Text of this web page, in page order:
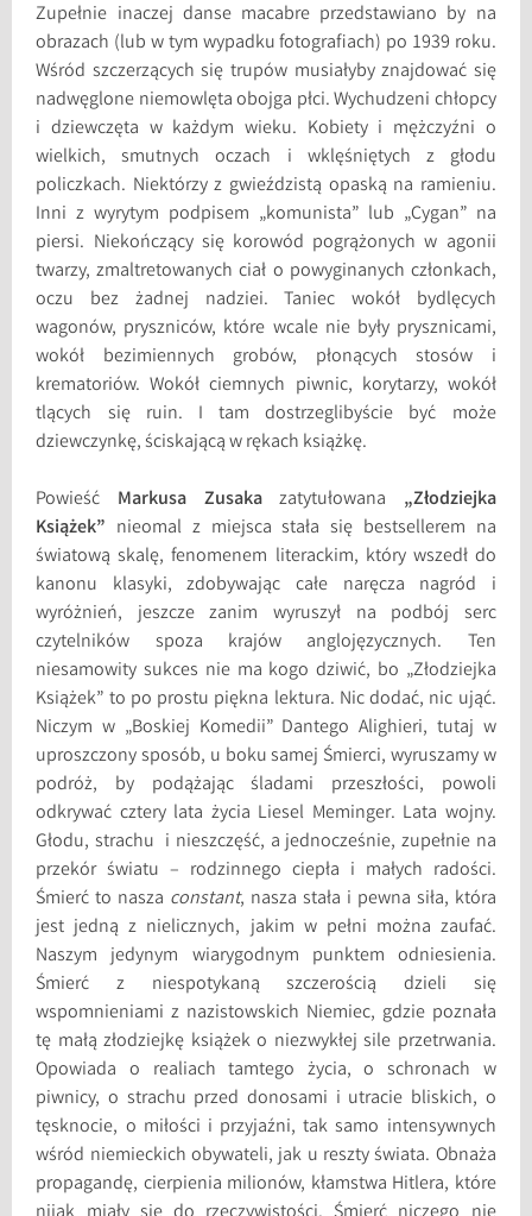
Zupełnie inaczej danse macabre przedstawiano by na
obrazach (lub w tym wypadku fotografiach) po 1939 roku.
Wśród szczerzących się trupów musiałyby znajdować się
nadwęglone niemowlęta obojga płci. Wychudzeni chłopcy
i dziewczęta w każdym wieku. Kobiety i mężczyźni o
wielkich, smutnych oczach i wklęśniętych z głodu
policzkach. Niektórzy z gwieździstą opaską na ramieniu.
Inni z wyrytym podpisem „komunista” lub „Cygan” na
piersi. Niekończący się korowód pogrążonych w agonii
twarzy, zmaltretowanych ciał o powyginanych członkach,
oczu bez żadnej nadziei. Taniec wokół bydlęcych
wagonów, pryszniców, które wcale nie były prysznicami,
wokół bezimiennych grobów, płonących stosów i
krematoriów. Wokół ciemnych piwnic, korytarzy, wokół
tlących się ruin. I tam dostrzeglibyście być może
dziewczynkę, ściskającą w rękach książkę.
Powieść Markusa Zusakazatytułowana „Złodziejka
Książek” nieomal z miejsca stała się bestsellerem na
światową skalę, fenomenem literackim, który wszedł do
kanonu klasyki, zdobywając całe naręcza nagród i
wyróżnień, jeszcze zanim wyruszył na podbój serc
czytelników spoza krajów anglojęzycznych. Ten
niesamowity sukces nie ma kogo dziwić, bo „Złodziejka
Książek” to po prostu piękna lektura. Nic dodać, nic ująć.
Niczym w „Boskiej Komedii” Dantego Alighieri, tutaj w
uproszczony sposób, u boku samej Śmierci, wyruszamy w
podróż, by podążając śladami przeszłości, powoli
odkrywać cztery lata życia Liesel Meminger. Lata wojny.
Głodu, strachu i nieszczęść, a jednocześnie, zupełnie na
przekór światu – rodzinnego ciepła i małych radości.
Śmierć to nasza constant, nasza stała i pewna siła, która
jest jedną z nielicznych, jakim w pełni można zaufać.
Naszym jedynym wiarygodnym punktem odniesienia.
Śmierć z niespotykaną szczerością dzieli się
wspomnieniami z nazistowskich Niemiec, gdzie poznała
tę małą złodziejkę książek o niezwykłej sile przetrwania.
Opowiada o realiach tamtego życia, o schronach w
piwnicy, o strachu przed donosami i utracie bliskich, o
tęsknocie, o miłości i przyjaźni, tak samo intensywnych
wśród niemieckich obywateli, jak u reszty świata. Obnaża
propagandę, cierpienia milionów, kłamstwa Hitlera, które